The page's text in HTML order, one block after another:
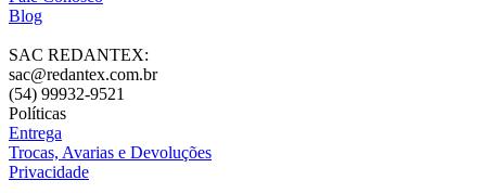
Blog
SAC REDANTEX:
sac@redantex.com.br
(54) 99932-9521
Políticas
Entrega
Trocas, Avarias e Devoluções
Privacidade